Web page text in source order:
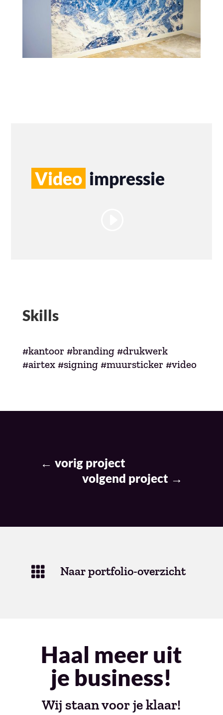
Video impressie
Skills
#kantoor #branding #drukwerk
#airtex #signing #muursticker #video
← vorig project
volgend project →
 Naar portfolio-overzicht
Haal meer uit
je business!
Wij staan voor je klaar!